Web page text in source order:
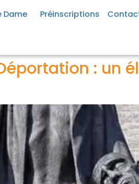
Dame Préinscriptions
: un